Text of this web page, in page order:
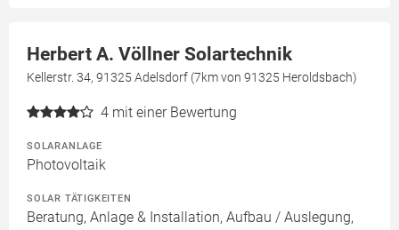
Herbert A. Völlner Solartechnik
Kellerstr. 34, 91325 Adelsdorf (7km von 91325 Heroldsbach)
4 mit einer Bewertung
SOLARANLAGE
Photovoltaik
SOLAR TÄTIGKEITEN
Beratung, Anlage & Installation, Aufbau / Auslegung,